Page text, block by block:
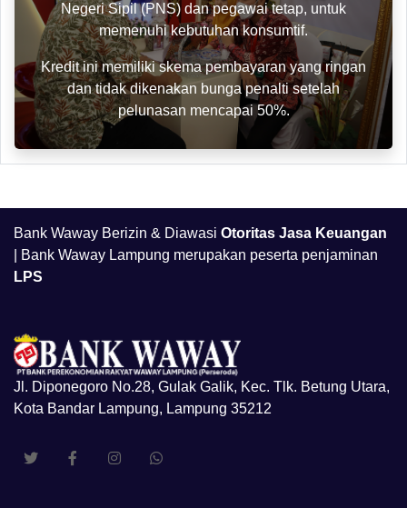
Negeri Sipil (PNS) dan pegawai tetap, untuk
memenuhi kebutuhan konsumtif.
Kredit ini memiliki skema pembayaran yang ringan
dan tidak dikenakan bunga penalti setelah
pelunasan mencapai 50%.
Bank Waway Berizin & Diawasi Otoritas Jasa Keuangan
| Bank Waway Lampung merupakan peserta penjaminan
LPS
Jl. Diponegoro No.28, Gulak Galik, Kec. Tlk. Betung Utara,
Kota Bandar Lampung, Lampung 35212